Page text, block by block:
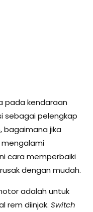
pada kendaraan
sebagai pelengkap
bagaimana jika
cara memperbaiki
dengan mudah.
adalah untuk
rem diinjak. Switch